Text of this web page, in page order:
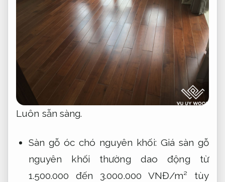
Luôn sẵn sàng.
Sàn gỗ óc chó nguyên khối: Giá sàn gỗ
nguyên khối thường dao động từ
1.500.000 đến 3.000.000 VNĐ/m² tùy